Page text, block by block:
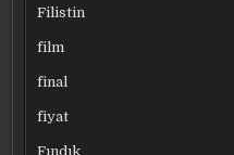
Filistin
film
final
fiyat
Fındık